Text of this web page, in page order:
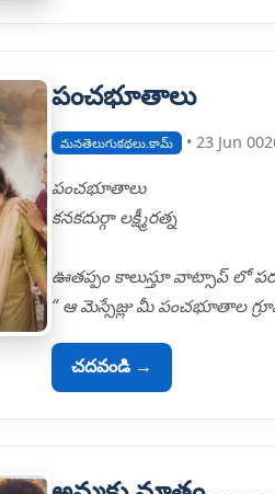
పంచభూతాలు
మనతెలుగుకథలు.కామ్ • 23 Jun
పంచభూతాలు
కనకదుర్గా లక్ష్మీరత్న
ఊతప్పం కాలుస్తూ వాట్సాప్ లో
“ ఆ మెస్సేజ్లు మీ పంచభూతాల
చదవండి →